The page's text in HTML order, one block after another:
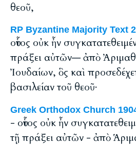
θεοῦ,
RP Byzantine Majority Text
οὗτος οὐκ ἦν
πράξει αὐτῶν― ἀπὸ
Ἰουδαίων, ὃς καὶ
βασιλείαν τοῦ θεοῦ·
Greek Orthodox Church
- οὗτος οὐκ ἦν
τῇ πράξει αὐτῶν - ἀπὸ